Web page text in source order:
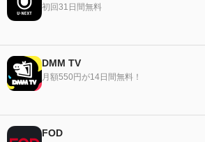
初回31日間無料
DMM TV
月額550円が14日間無料！
FOD